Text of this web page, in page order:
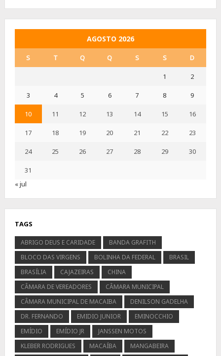
AGOSTO 2026
S T Q Q S S D
1 2
3 4 5 6 7 8 9
10 11 12 13 14 15 16
17 18 19 20 21 22 23
24 25 26 27 28 29 30
31
« jul
TAGS
ABRIGO DEUS E CARIDADE
BANDA GRAFITH
BLOCO DAS VIRGENS
BOLINHA DA FEDERAL
BRASIL
BRASÍLIA
CAJAZEIRAS
CHINA
CÂMARA DE VEREADORES
CÂMARA MUNICIPAL
CÂMARA MUNICIPAL DE MACAIBA
DENILSON GADELHA
DR. FERNANDO
EMIDIO JUNIOR
EMINOCCHIO
EMÍDIO
EMÍDIO JR
JANSSEN MOTOS
KLEBER RODRIGUES
MACAÍBA
MANGABEIRA